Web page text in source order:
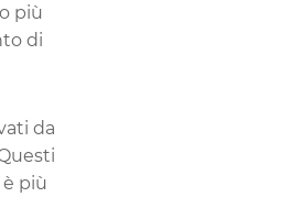
più
di
da
più